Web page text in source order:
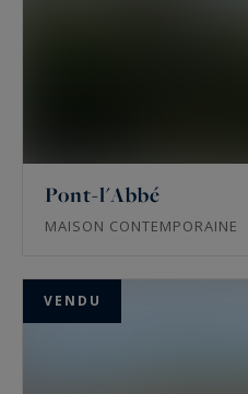
Pont-l'Abbé
MAISON CONTEMPORAINE
VENDU